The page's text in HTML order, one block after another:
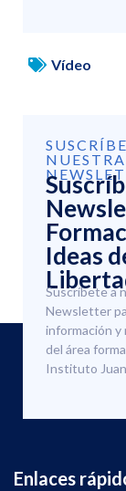
Vídeo
NUESTRA
Ideas
Suscríbete a
Newsletter
información y
del área
Instituto
Enlaces